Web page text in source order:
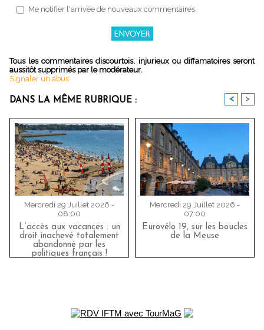
Me notifier l'arrivée de nouveaux commentaires
Tous les commentaires discourtois, injurieux ou diffamatoires seront
aussitôt supprimés par le modérateur.
Signaler un abus
DANS LA MÊME RUBRIQUE : < >
Mercredi 29 Juillet 2026 -
08:00
L’accès aux vacances : un
droit inachevé totalement
abandonné par les
politiques français !
Mercredi 29 Juillet 2026 -
07:00
Eurovélo 19, sur les boucles
de la Meuse